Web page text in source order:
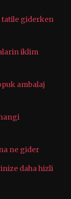
tatile giderken
iklim
ambalaj
ne gider
daha hizli